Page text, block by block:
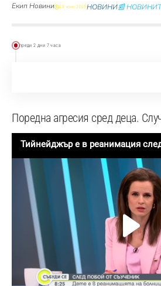
Екип Новини 28 юни 2025НОВИНИ📰
преди 2 дни 7 часа
Поредна агресия сред деца.